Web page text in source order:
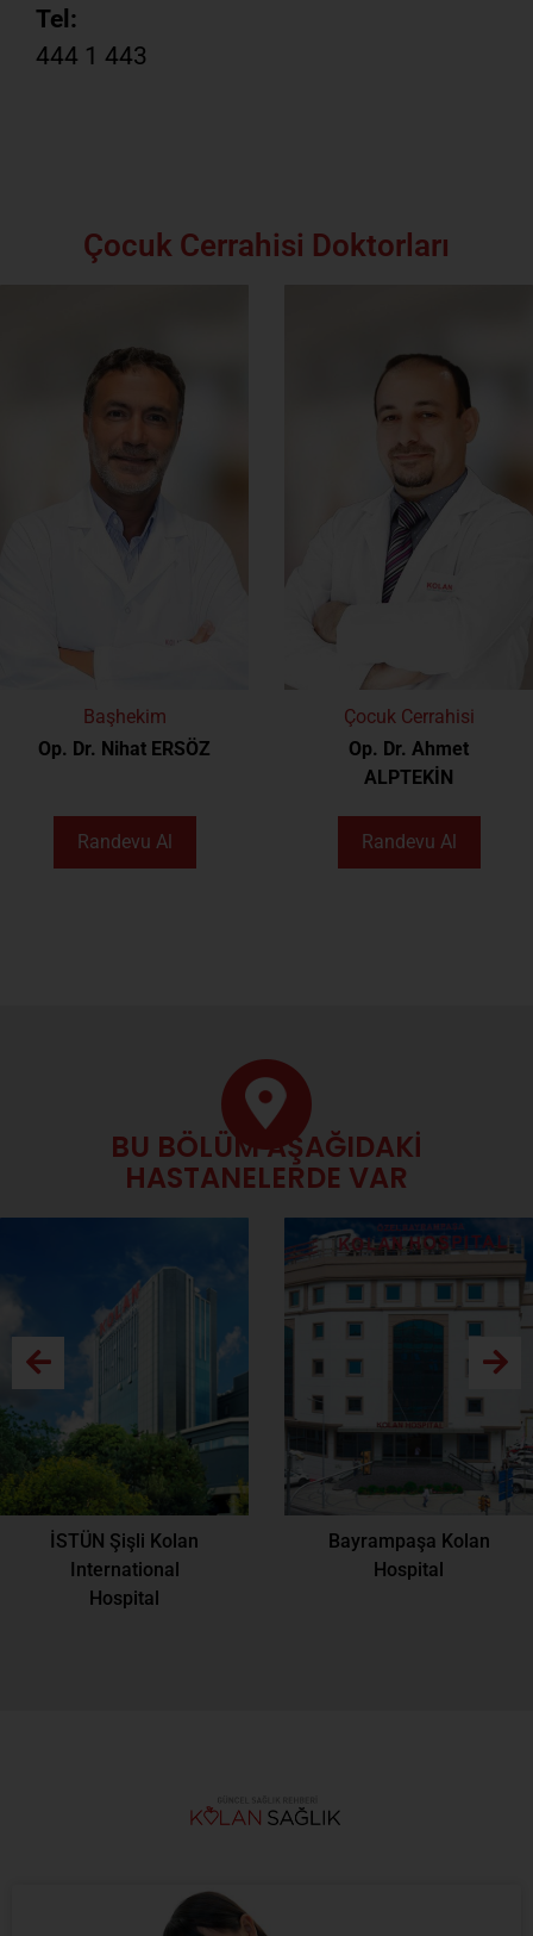
Tel:
444 1 443
Çocuk Cerrahisi Doktorları
Başhekim
Op. Dr. Nihat ERSÖZ
Randevu Al
Çocuk Cerrahisi
Op. Dr. Ahmet
ALPTEKİN
Randevu Al
BU BÖLÜM AŞAĞIDAKİ
HASTANELERDE VAR
İSTÜN Şişli Kolan
International
Hospital
Bayrampaşa Kolan
Hospital